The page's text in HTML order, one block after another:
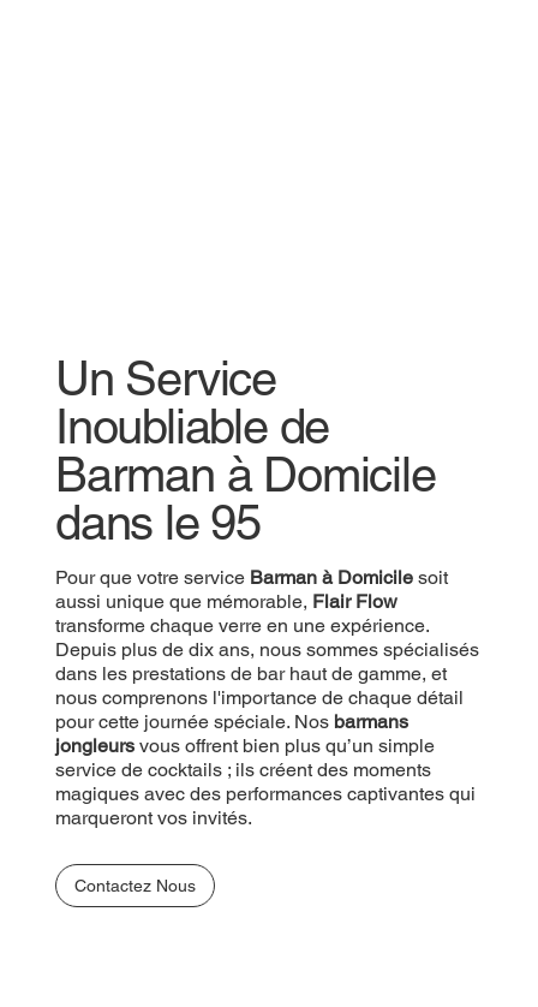
Un Service
Inoubliable de
Barman à Domicile
dans le 95
Pour que votre service Barman à Domicilesoit
aussi unique que mémorable, Flair Flow
transforme chaque verre en une expérience.
Depuis plus de dix ans, nous sommes spécialisés
dans les prestations de bar haut de gamme, et
nous comprenons l'importance de chaque détail
pour cette journée spéciale. Nos barmans
jongleursvous offrent bien plus qu’un simple
service de cocktails ; ils créent des moments
magiques avec des performances captivantes qui
marqueront vos invités.
Contactez Nous